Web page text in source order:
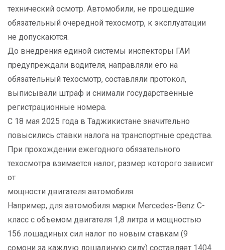
технический осмотр. Автомобили, не прошедшие
обязательный очередной техосмотр, к эксплуатации
не допускаются.
До внедрения единой системы инспекторы ГАИ
предупреждали водителя, направляли его на
обязательный техосмотр, составляли протокол,
выписывали штраф и снимали государственные
регистрационные номера.
С 18 мая 2025 года в Таджикистане значительно
повысились ставки налога на транспортные средства.
При прохождении ежегодного обязательного
техосмотра взимается налог, размер которого зависит
от
мощности двигателя автомобиля.
Например, для автомобиля марки Mercedes-Benz C-
класс с объемом двигателя 1,8 литра и мощностью
156 лошадиных сил налог по новым ставкам (9
сомони за каждую лошадиную силу) составляет 1404